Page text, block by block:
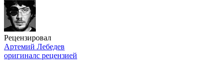
Рецензировал
Артемий Лебедев
оригиналс рецензией